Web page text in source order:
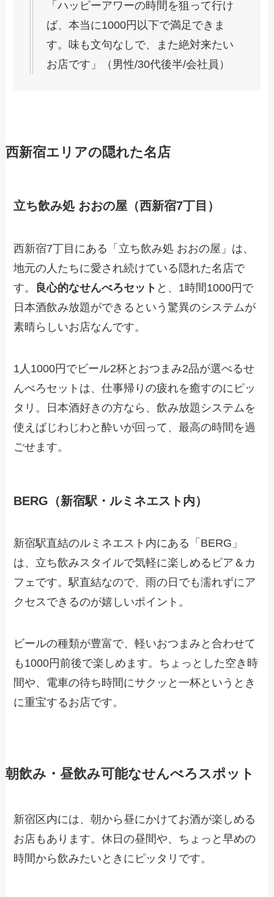
「ハッピーアワーの時間を狙って行け
ば、本当に1000円以下で満足できま
す。味も文句なしで、また絶対来たい
お店です」（男性/30代後半/会社員）
西新宿エリアの隠れた名店
立ち飲み処 おおの屋（西新宿7丁目）
西新宿7丁目にある「立ち飲み処 おおの屋」は、
地元の人たちに愛され続けている隠れた名店で
す。
良心的なせんべろセット と、1時間1000円で
日本酒飲み放題ができるという驚異のシステムが
素晴らしいお店なんです。
1人1000円でビール2杯とおつまみ2品が選べるせ
んべろセットは、仕事帰りの疲れを癒すのにピッ
タリ。日本酒好きの方なら、飲み放題システムを
使えばじわじわと酔いが回って、最高の時間を過
ごせます。
BERG（新宿駅・ルミネエスト内）
新宿駅直結のルミネエスト内にある「BERG」
は、立ち飲みスタイルで気軽に楽しめるビア＆カ
フェです。駅直結なので、雨の日でも濡れずにア
クセスできるのが嬉しいポイント。
ビールの種類が豊富で、軽いおつまみと合わせて
も1000円前後で楽しめます。ちょっとした空き時
間や、電車の待ち時間にサクッと一杯というとき
に重宝するお店です。
朝飲み・昼飲み可能なせんべろスポット
新宿区内には、朝から昼にかけてお酒が楽しめる
お店もあります。休日の昼間や、ちょっと早めの
時間から飲みたいときにピッタリです。